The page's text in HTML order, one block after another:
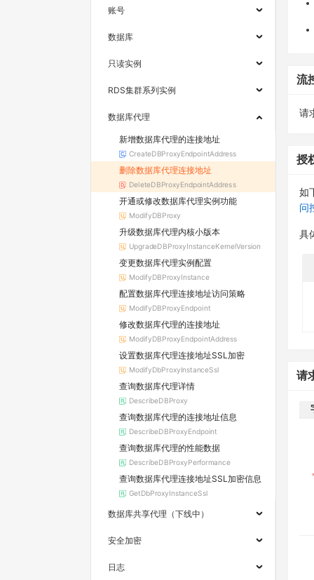
账号
数据库
只读实例
RDS集群系列实例
数据库代理
新增数据库代理的连接地址
CreateDBProxyEndpointAddress
删除数据库代理连接地址
DeleteDBProxyEndpointAddress
开通或修改数据库代理实例功能
ModifyDBProxy
升级数据库代理内核小版本
UpgradeDBProxyInstanceKernelVersion
变更数据库代理实例配置
ModifyDBProxyInstance
配置数据库代理连接地址访问策略
ModifyDBProxyEndpoint
修改数据库代理的连接地址
ModifyDBProxyEndpointAddress
设置数据库代理连接地址SSL加密
ModifyDbProxyInstanceSsl
查询数据库代理详情
DescribeDBProxy
查询数据库代理的连接地址信息
DescribeDBProxyEndpoint
查询数据库代理的性能数据
DescribeDBProxyPerformance
查询数据库代理连接地址SSL加密信息
GetDbProxyInstanceSsl
数据库共享代理（下线中）
安全加密
日志
流
请
授
如
问
具
请